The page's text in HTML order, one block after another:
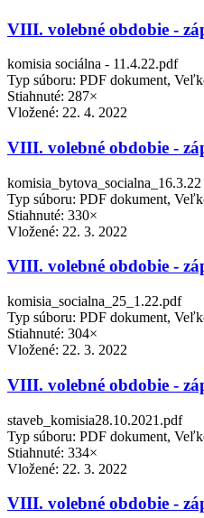
VIII. volebné obdobie -
komisia sociálna - 11.4.22.pdf
Typ súboru: PDF dokument,
Stiahnuté: 287×
Vložené: 22. 4. 2022
VIII. volebné obdobie -
Typ súboru: PDF dokument,
Stiahnuté: 330×
Vložené: 22. 3. 2022
VIII. volebné obdobie -
komisia_socialna_25_1.22.pdf
Typ súboru: PDF dokument,
Stiahnuté: 304×
Vložené: 22. 3. 2022
VIII. volebné obdobie -
staveb_komisia28.10.2021.pdf
Typ súboru: PDF dokument,
Stiahnuté: 334×
Vložené: 22. 3. 2022
VIII. volebné obdobie -